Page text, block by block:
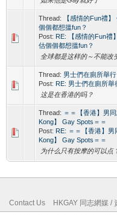
Thread:
【感情的Fun禮
個個都想搵fun？
Post: RE: 【感情的Fun禮
估個個都想搵fun？
全球都是这样的～不能改
Thread: 男士們在廁所舉
Post: RE: 男士們在廁所舉
这是在香港的吗？
Thread: ＝＝【香港】男
Kong】 Gay Spots＝＝
Post: RE: ＝＝【香港】
Kong】 Gay Spots＝＝
为什么只有按摩的可以点
Contact Us HKGAY 同志網媒 /